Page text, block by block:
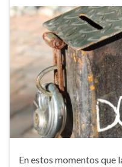
En estos momentos que